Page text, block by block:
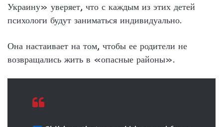
Украину» уверяет, что с каждым из этих детей
психологи будут заниматься индивидуально.
Она настаивает на том, чтобы ее родители не
возвращались жить в «опасные районы».